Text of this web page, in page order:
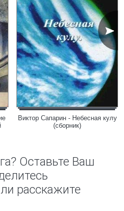
Виктор Сапарин - Небесная кулу
(сборник)
Оставьте Ваш
расскажите